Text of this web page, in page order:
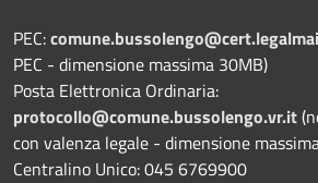
PEC:
PEC - dimensione massima 30MB)
Posta Elettronica Ordinaria:
protocollo@comune.bussolengo.vr.it
con valenza legale - dimensione
Centralino Unico: 045 6769900